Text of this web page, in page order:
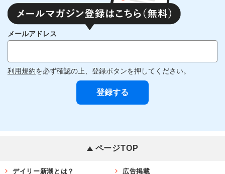
メールアドレス
利用規約を必ず確認の上、登録ボタンを押してください。
ページTOP
デイリー新潮とは？ 広告掲載